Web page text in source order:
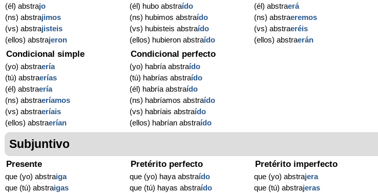
(él) abstrajo
(ns) abstrajimos
(vs) abstrajisteis
(ellos) abstrajeron
(él) hubo abstraído
(ns) hubimos abstraído
(vs) hubisteis abstraído
(ellos) hubieron abstraído
(él) abstraerá
(ns) abstraeremos
(vs) abstraeréis
(ellos) abstraerán
Condicional simple
(yo) abstraería
(tú) abstraerías
(él) abstraería
(ns) abstraeríamos
(vs) abstraeríais
(ellos) abstraerían
Condicional perfecto
(yo) habría abstraído
(tú) habrías abstraído
(él) habría abstraído
(ns) habríamos abstraído
(vs) habríais abstraído
(ellos) habrían abstraído
Subjuntivo
Presente
que (yo) abstraiga
que (tú) abstraigas
Pretérito perfecto
que (yo) haya abstraído
que (tú) hayas abstraído
Pretérito imperfecto
que (yo) abstrajera
que (tú) abstrajeras